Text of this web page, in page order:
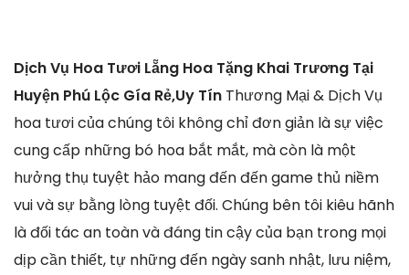
Dịch Vụ Hoa Tươi Lẵng Hoa Tặng Khai Trương Tại
Huyện Phú Lộc Gía Rẻ,Uy Tín Thương Mại & Dịch Vụ
hoa tươi của chúng tôi không chỉ đơn giản là sự việc
cung cấp những bó hoa bắt mắt, mà còn là một
hưởng thụ tuyệt hảo mang đến đến game thủ niềm
vui và sự bằng lòng tuyệt đối. Chúng bên tôi kiêu hãnh
là đối tác an toàn và đáng tin cậy của bạn trong mọi
dịp cần thiết, tự những đến ngày sanh nhật, lưu niệm,